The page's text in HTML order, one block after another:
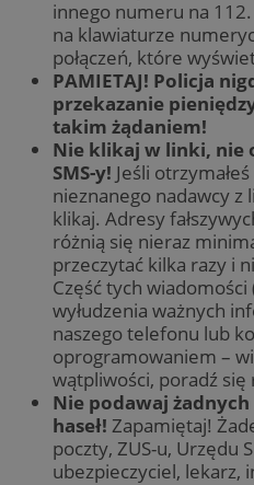
innego numeru na
na klawiaturze
połączeń, które
PAMIETAJ! Policja
przekazanie
takim żądaniem!
Nie klikaj w linki, nie
SMS-y! Jeśli
nieznanego nadawcy z
klikaj. Adresy
różnią się nieraz
przeczytać kilka razy i
Część tych
wyłudzenia ważnych
naszego telefonu lub
oprogramowaniem –
wątpliwości, poradź
Nie podawaj
haseł! Zapamiętaj!
poczty, ZUS-u, Urzędu
ubezpieczyciel, lekarz,